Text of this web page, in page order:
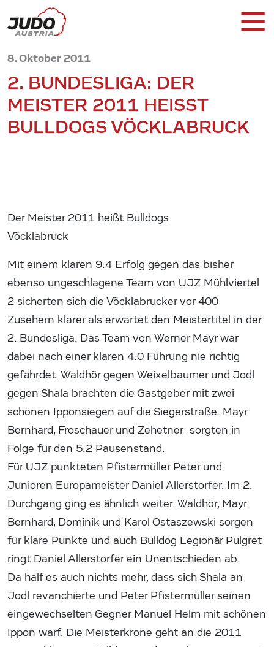
8. Oktober 2011
2. BUNDESLIGA: DER
MEISTER 2011 HEISST B
ULLDOGS VÖCKLABRUCK
Der Meister 2011 heißt Bulldogs
Vöcklabruck
Mit einem klaren 9:4 Erfolg gegen das bisher
ebenso ungeschlagene Team von UJZ Mühlviertel
2 sicherten sich die Vöcklabrucker vor 400
Zusehern klarer als erwartet den Meistertitel in der
2. Bundesliga. Das Team von Werner Mayr war
dabei nach einer klaren 4:0 Führung nie richtig
gefährdet. Waldhör gegen Weixelbaumer und Jodl
gegen Shala brachten die Gastgeber mit zwei
schönen Ipponsiegen auf die Siegerstraße. Mayr
Bernhard, Froschauer und Zehetner sorgten in
Folge für den 5:2 Pausenstand.
Für UJZ punkteten Pfistermüller Peter und
Junioren Europameister Daniel Allerstorfer. Im 2.
Durchgang ging es ähnlich weiter. Waldhör, Mayr
Bernhard, Dominik und Karol Ostaszewski sorgen
für klare Punkte und auch Bulldog Legionär Pulgret
ringt Daniel Allerstorfer ein Unentschieden ab.
Da half es auch nichts mehr, dass sich Shala an
Jodl revanchierte und Peter Pfistermüller seinen
eingewechselten Gegner Manuel Helm mit schönen
Ippon warf. Die Meisterkrone geht an die 2011